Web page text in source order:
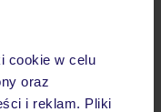
cookie w celu
oraz
i reklam. Pliki